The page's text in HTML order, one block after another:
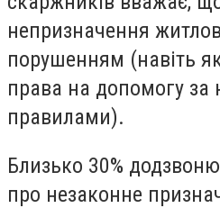
непризначення
порушенням (навіть
права на допомогу за
правилами).
Близько 30%
про незаконне